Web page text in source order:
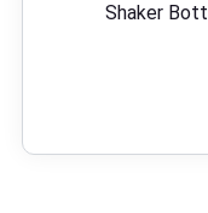
Shaker